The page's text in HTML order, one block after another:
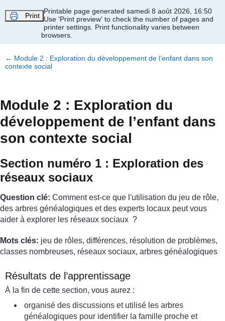
Print
Printable page generated samedi 8 août 2026, 16:50
Use 'Print preview' to check the number of pages and
printer settings. Print functionality varies between
browsers.
← Module 2 : Exploration du développement de l’enfant dans son
contexte social
Module 2 : Exploration du
développement de l’enfant dans
son contexte social
Section numéro 1 : Exploration des
réseaux sociaux
Question clé: Comment est-ce que l'utilisation du jeu de rôle,
des arbres généalogiques et des experts locaux peut vous
aider à explorer les réseaux sociaux ?
Mots clés: jeu de rôles, différences, résolution de problèmes,
classes nombreuses, réseaux sociaux, arbres généalogiques
Résultats de l’apprentissage
À la fin de cette section, vous aurez :
organisé des discussions et utilisé les arbres
généalogiques pour identifier la famille proche et